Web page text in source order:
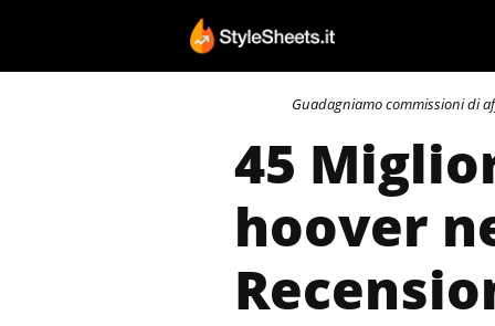
contenuto
Guadagniamo commissioni di
45
hoover